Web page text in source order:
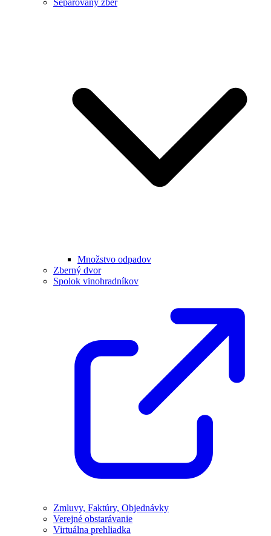
Separovaný zber
Množstvo odpadov
Zberný dvor
Spolok vinohradníkov
Zmluvy, Faktúry, Objednávky
Verejné obstarávanie
Virtuálna prehliadka